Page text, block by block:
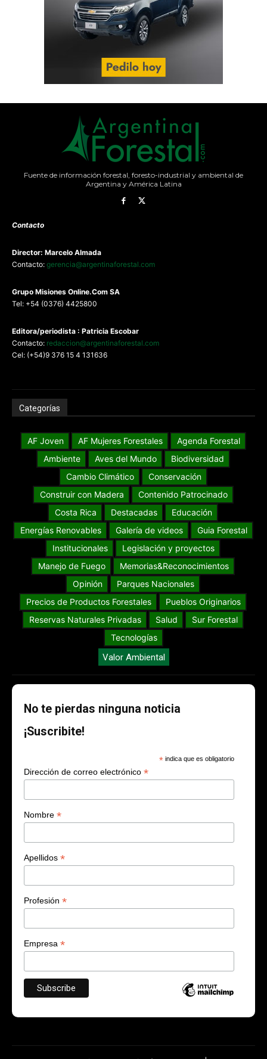
Fuente de información forestal, foresto-industrial y ambiental de
Argentina y América Latina
Contacto
Director: Marcelo Almada
Contacto: gerencia@argentinaforestal.com
Grupo Misiones Online.Com SA
Tel: +54 (0376) 4425800
Editora/periodista : Patricia Escobar
Contacto: redaccion@argentinaforestal.com
Cel: (+54)9 376 15 4 131636
Categorías
AF Joven AF Mujeres Forestales
Agenda Forestal
Ambiente
Aves del Mundo
Biodiversidad
Cambio Climático
Conservación
Construir con Madera
Contenido Patrocinado
Costa Rica
Destacadas
Educación
Energías Renovables
Galería de videos
Guia Forestal
Institucionales
Legislación y proyectos
Manejo de Fuego
Memorias&Reconocimientos
Opinión
Parques Nacionales
Precios de Productos Forestales
Pueblos Originarios
Reservas Naturales Privadas
Salud
Sur Forestal
Tecnologías
Valor Ambiental
No te pierdas ninguna noticia
¡Suscribite!
* indica que es obligatorio
Dirección de correo electrónico *
Nombre *
Apellidos *
Profesión *
Empresa *